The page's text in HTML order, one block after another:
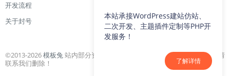
开发流程
关于封号
交流二群：64786792
©2013-2026模板兔站内部分资源收集于网络，若侵犯了您的合法权益，请
联系我们删除！
本站承接WordPress建站仿站、
二次开发、主题插件定制等PHP开
发服务！
了解详情